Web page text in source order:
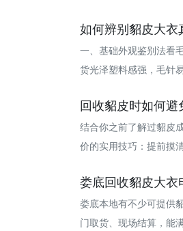
如何辨别貂皮大衣
一、基础外观鉴别法看
货光泽塑料感强，毛针
回收貂皮时如何避
结合你之前了解过貂皮
价的实用技巧：提前摸
娄底回收貂皮大衣
娄底本地有不少可提供
门取货、现场结算，能